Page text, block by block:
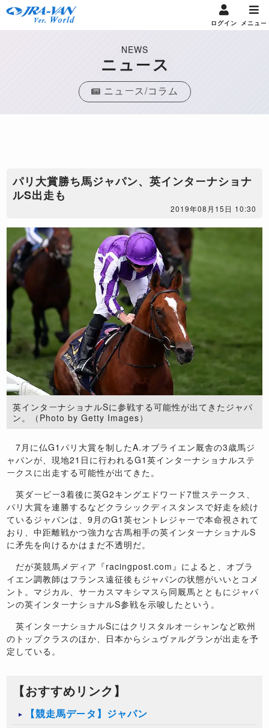
ログイン メニュー
NEWS
ニュース
ニュース/コラム
​パリ大賞勝ち馬ジャパン、英インターナショナ
ルS出走も
2019年08月15日 10:30
英インターナショナルSに参戦する可能性が出てきたジャパ
ン。（Photo by Getty Images）
7月に仏G1パリ大賞を制したA.オブライエン厩舎の3歳馬ジ
ャパンが、現地21日に行われるG1英インターナショナルステ
ークスに出走する可能性が出てきた。
英ダービー3着後に英G2キングエドワード7世ステークス、
パリ大賞を連勝するなどクラシックディスタンスで好走を続け
ているジャパンは、9月のG1英セントレジャーで本命視されて
おり、中距離戦かつ強力な古馬相手の英インターナショナルS
に矛先を向けるかはまだ不透明だ。
だが英競馬メディア『racingpost.com』によると、オブラ
イエン調教師はフランス遠征後もジャパンの状態がいいとコメ
ント。マジカル、サーカスマキシマスら同厩馬とともにジャパ
ンの英インターナショナルS参戦を示唆したという。
英インターナショナルSにはクリスタルオーシャンなど欧州
のトップクラスのほか、日本からシュヴァルグランが出走を予
定している。
【おすすめリンク】
【競走馬データ】ジャパン